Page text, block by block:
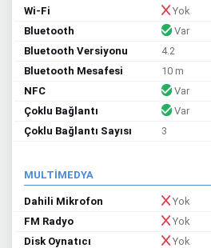
Wi-Fi
Yok
Bluetooth
Var
Bluetooth Versiyonu
4.2
Bluetooth Mesafesi
10 m
NFC
Var
Çoklu Bağlantı
Var
Çoklu Bağlantı Sayısı
3
MULTİMEDYA
Dahili Mikrofon
Yok
FM Radyo
Yok
Disk Oynatıcı
Yok